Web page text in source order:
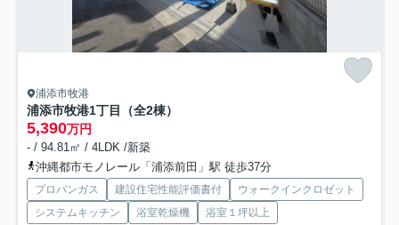
浦添市牧港
浦添市牧港1丁目（全2棟）
5,390万円
- / 94.81㎡ / 4LDK /新築
沖縄都市モノレール「浦添前田」駅 徒歩37分
プロパンガス 建設住宅性能評価書付
ウォークインクロゼット
システムキッチン
浴室乾燥機
浴室１坪以上